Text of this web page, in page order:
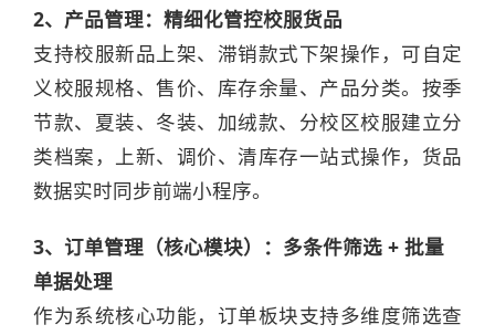
2、产品管理：精细化管控校服货品
支持校服新品上架、滞销款式下架操作，可自定
义校服规格、售价、库存余量、产品分类。按季
节款、夏装、冬装、加绒款、分校区校服建立分
类档案，上新、调价、清库存一站式操作，货品
数据实时同步前端小程序。
3、订单管理（核心模块）：多条件筛选 + 批量
单据处理
作为系统核心功能，订单板块支持多维度筛选查